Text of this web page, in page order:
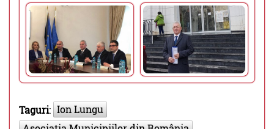
Taguri: Ion Lungu